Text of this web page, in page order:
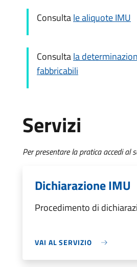
Consultale aliquote IMU
Consultala
fabbricabili
Servizi
Per presentare la pratica accedi al
Dichiarazione IMU
Procedimento di
VAI AL SERVIZIO